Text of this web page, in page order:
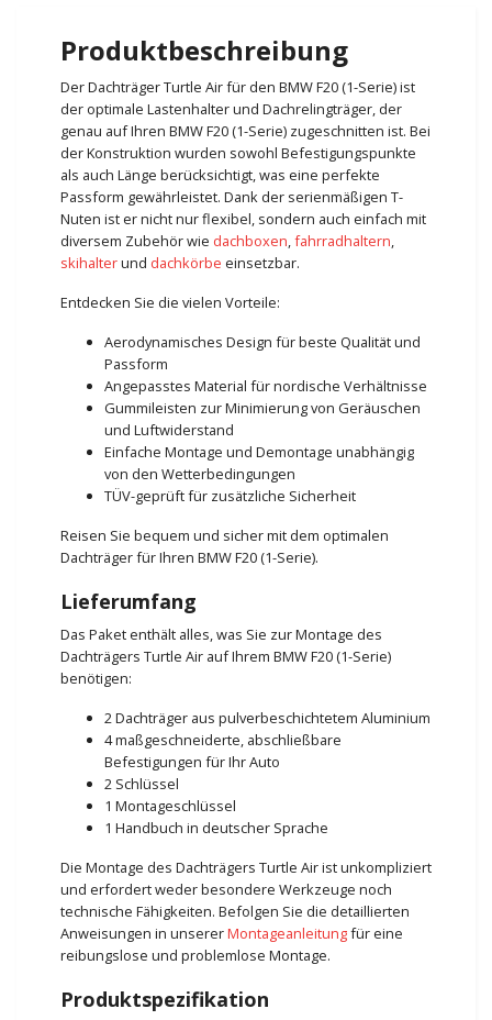
Produktbeschreibung
Der Dachträger Turtle Air für den BMW F20 (1-Serie) ist
der optimale Lastenhalter und Dachrelingträger, der
genau auf Ihren BMW F20 (1-Serie) zugeschnitten ist. Bei
der Konstruktion wurden sowohl Befestigungspunkte
als auch Länge berücksichtigt, was eine perfekte
Passform gewährleistet. Dank der serienmäßigen T-
Nuten ist er nicht nur flexibel, sondern auch einfach mit
diversem Zubehör wie dachboxen,fahrradhaltern,
skihalterund dachkörbe einsetzbar.
Entdecken Sie die vielen Vorteile:
Aerodynamisches Design für beste Qualität und
Passform
Angepasstes Material für nordische Verhältnisse
Gummileisten zur Minimierung von Geräuschen
und Luftwiderstand
Einfache Montage und Demontage unabhängig
von den Wetterbedingungen
TÜV-geprüft für zusätzliche Sicherheit
Reisen Sie bequem und sicher mit dem optimalen
Dachträger für Ihren BMW F20 (1-Serie).
Lieferumfang
Das Paket enthält alles, was Sie zur Montage des
Dachträgers Turtle Air auf Ihrem BMW F20 (1-Serie)
benötigen:
2 Dachträger aus pulverbeschichtetem Aluminium
4 maßgeschneiderte, abschließbare
Befestigungen für Ihr Auto
2 Schlüssel
1 Montageschlüssel
1 Handbuch in deutscher Sprache
Die Montage des Dachträgers Turtle Air ist unkompliziert
und erfordert weder besondere Werkzeuge noch
technische Fähigkeiten. Befolgen Sie die detaillierten
Anweisungen in unsererMontageanleitungfür eine
reibungslose und problemlose Montage.
Produktspezifikation